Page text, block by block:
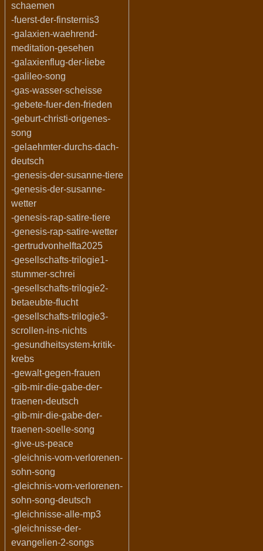
schaemen
-fuerst-der-finsternis3
-galaxien-waehrend-
meditation-gesehen
-galaxienflug-der-liebe
-galileo-song
-gas-wasser-scheisse
-gebete-fuer-den-frieden
-geburt-christi-origenes-
song
-gelaehmter-durchs-dach-
deutsch
-genesis-der-susanne-tiere
-genesis-der-susanne-
wetter
-genesis-rap-satire-tiere
-genesis-rap-satire-wetter
-gertrudvonhelfta2025
-gesellschafts-trilogie1-
stummer-schrei
-gesellschafts-trilogie2-
betaeubte-flucht
-gesellschafts-trilogie3-
scrollen-ins-nichts
-gesundheitsystem-kritik-
krebs
-gewalt-gegen-frauen
-gib-mir-die-gabe-der-
traenen-deutsch
-gib-mir-die-gabe-der-
traenen-soelle-song
-give-us-peace
-gleichnis-vom-verlorenen-
sohn-song
-gleichnis-vom-verlorenen-
sohn-song-deutsch
-gleichnisse-alle-mp3
-gleichnisse-der-
evangelien-2-songs